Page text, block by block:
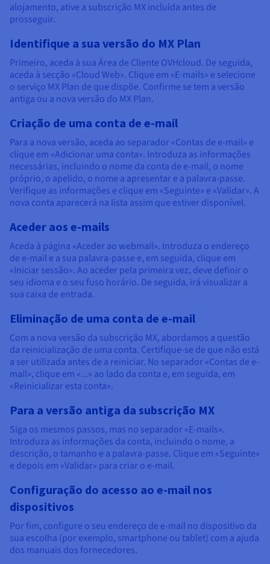
alojamento, ative a subscrição MX incluída antes de
prosseguir.
Identifique a sua versão do MX Plan
Primeiro, aceda à sua Área de Cliente OVHcloud. De seguida,
aceda à secção «Cloud Web». Clique em «E-mails» e selecione
o serviço MX Plan de que dispõe. Confirme se tem a versão
antiga ou a nova versão do MX Plan.
Criação de uma conta de e-mail
Para a nova versão, aceda ao separador «Contas de e-mail» e
clique em «Adicionar uma conta». Introduza as informações
necessárias, incluindo o nome da conta de e-mail, o nome
próprio, o apelido, o nome a apresentar e a palavra-passe.
Verifique as informações e clique em «Seguinte» e «Validar». A
nova conta aparecerá na lista assim que estiver disponível.
Aceder aos e-mails
Aceda à página «Aceder ao webmail». Introduza o endereço
de e-mail e a sua palavra-passe e, em seguida, clique em
«Iniciar sessão». Ao aceder pela primeira vez, deve definir o
seu idioma e o seu fuso horário. De seguida, irá visualizar a
sua caixa de entrada.
Eliminação de uma conta de e-mail
Com a nova versão da subscrição MX, abordamos a questão
da reinicialização de uma conta. Certifique-se de que não está
a ser utilizada antes de a reiniciar. No separador «Contas de e-
mail», clique em «...» ao lado da conta e, em seguida, em
«Reinicializar esta conta».
Para a versão antiga da subscrição MX
Siga os mesmos passos, mas no separador «E-mails».
Introduza as informações da conta, incluindo o nome, a
descrição, o tamanho e a palavra-passe. Clique em «Seguinte»
e depois em «Validar» para criar o e-mail.
Configuração do acesso ao e-mail nos
dispositivos
Por fim, configure o seu endereço de e-mail no dispositivo da
sua escolha (por exemplo, smartphone ou tablet) com a ajuda
dos manuais dos fornecedores.